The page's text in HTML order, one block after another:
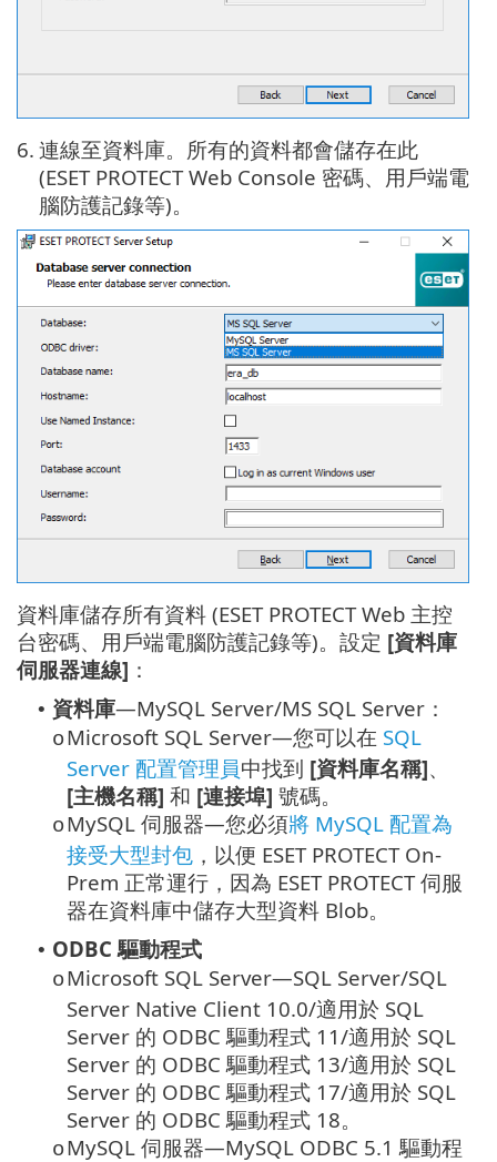
6. 連線至資料庫。所有的資料都會儲存在此
(ESET PROTECT Web Console 密碼、用戶端電
腦防護記錄等)。
資料庫儲存所有資料 (ESET PROTECT Web 主控
台密碼、用戶端電腦防護記錄等)。設定 [資料庫
伺服器連線] ：
• 資料庫—MySQL Server/MS SQL Server：
oMicrosoft SQL Server—您可以在 SQL
Server 配置管理員中找到 [資料庫名稱]、
[主機名稱] 和 [連接埠] 號碼。
oMySQL 伺服器—您必須將 MySQL 配置為
接受大型封包 ，以便 ESET PROTECT On-
Prem 正常運行，因為 ESET PROTECT 伺服
器在資料庫中儲存大型資料 Blob。
• ODBC 驅動程式
oMicrosoft SQL Server—SQL Server/SQL
Server Native Client 10.0/適用於 SQL
Server 的 ODBC 驅動程式 11/適用於 SQL
Server 的 ODBC 驅動程式 13/適用於 SQL
Server 的 ODBC 驅動程式 17/適用於 SQL
Server 的 ODBC 驅動程式 18。
oMySQL 伺服器—MySQL ODBC 5.1 驅動程